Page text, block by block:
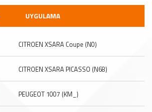
UYGULAMA
CITROEN XSARA Coupe (N0)
CITROEN XSARA PICASSO (N68)
PEUGEOT 1007 (KM_)